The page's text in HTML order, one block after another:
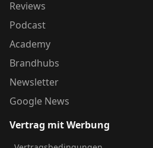
Reviews
Podcast
Academy
Brandhubs
Newsletter
Google News
Vertrag mit Werbung